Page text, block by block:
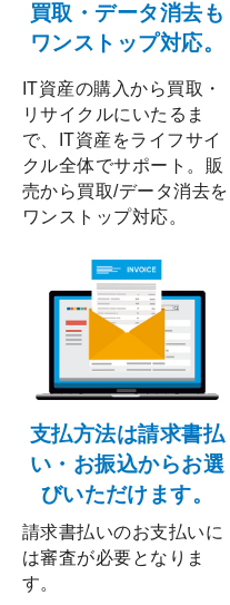
買取・データ消去も
ワンストップ対応。
IT資産の購入から買取・
リサイクルにいたるま
で、IT資産をライフサイ
クル全体でサポート。販
売から買取/データ消去を
ワンストップ対応。
支払方法は請求書払
い・お振込からお選
びいただけます。
請求書払いのお支払いに
は審査が必要となりま
す。